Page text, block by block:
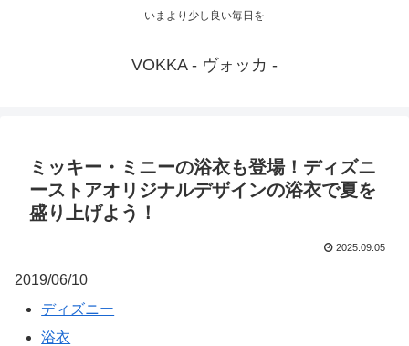
いまより少し良い毎日を
VOKKA - ヴォッカ -
ミッキー・ミニーの浴衣も登場！ディズニ
ーストアオリジナルデザインの浴衣で夏を
盛り上げよう！
2025.09.05
2019/06/10
ディズニー
浴衣